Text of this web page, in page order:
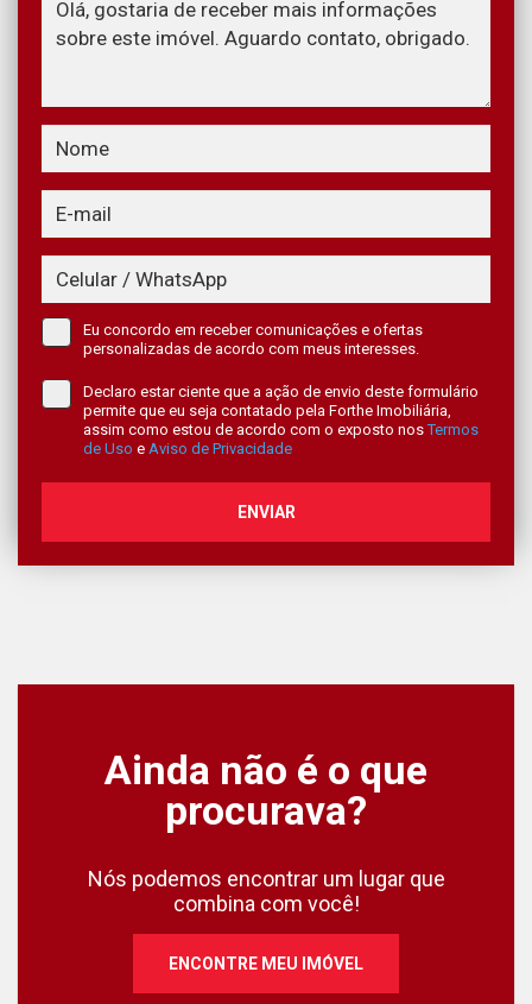
Eu concordo em receber comunicações e ofertas
personalizadas de acordo com meus interesses.
Declaro estar ciente que a ação de envio deste formulário
permite que eu seja contatado pela Forthe Imobiliária,
assim como estou de acordo com o exposto nosTermos
de Uso e Aviso de Privacidade
ENVIAR
Ainda não é o que
procurava?
Nós podemos encontrar um lugar que
combina com você!
ENCONTRE MEU IMÓVEL